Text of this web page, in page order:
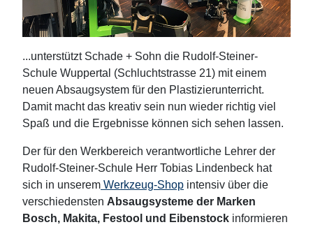
...unterstützt Schade + Sohn die Rudolf-Steiner-
Schule Wuppertal (Schluchtstrasse 21) mit einem
neuen Absaugsystem für den Plastizierunterricht.
Damit macht das kreativ sein nun wieder richtig viel
Spaß und die Ergebnisse können sich sehen lassen.
Der für den Werkbereich verantwortliche Lehrer der
Rudolf-Steiner-Schule Herr Tobias Lindenbeck hat
sich in unserem Werkzeug-Shop intensiv über die
verschiedensten Absaugsysteme der Marken
Bosch, Makita, Festool und Eibenstock informieren